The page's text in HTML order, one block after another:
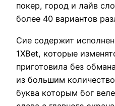
покер, город и лайв
более 40 вариантов
Сие содержит
1XBet, которые
приготовила без
из большим
буква которым бог